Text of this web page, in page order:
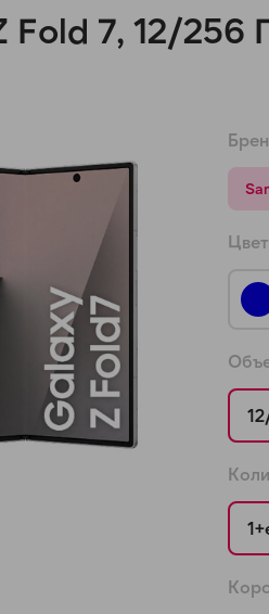
Fold 7, 12/256
Разбейте
на части
График